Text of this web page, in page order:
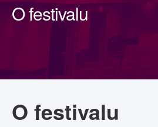
O festivalu
O festivalu